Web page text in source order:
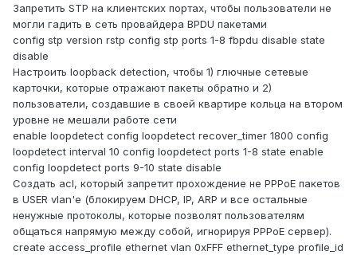
Запретить STP на клиентских портах, чтобы пользователи не
могли гадить в сеть провайдера BPDU пакетами
config stp version rstp config stp ports 1-8 fbpdu disable state
disable
Настроить loopback detection, чтобы 1) глючные сетевые
карточки, которые отражают пакеты обратно и 2)
пользователи, создавшие в своей квартире кольца на втором
уровне не мешали работе сети
enable loopdetect config loopdetect recover_timer 1800 config
loopdetect interval 10 config loopdetect ports 1-8 state enable
config loopdetect ports 9-10 state disable
Создать acl, который запретит прохождение не PPPoE пакетов
в USER vlan'е (блокируем DHCP, IP, ARP и все остальные
ненужные протоколы, которые позволят пользователям
общаться напрямую между собой, игнорируя PPPoE сервер).
create access_profile ethernet vlan 0xFFF ethernet_type profile_id